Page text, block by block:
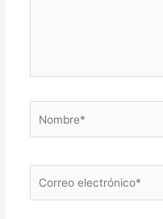
electrónico*